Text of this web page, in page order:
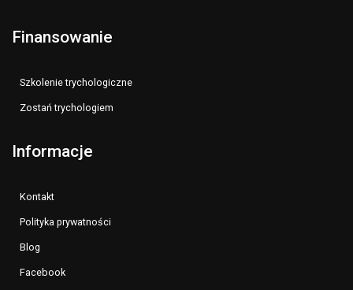
Finansowanie
Szkolenie trychologiczne
Zostań trychologiem
Informacje
Kontakt
Polityka prywatności
Blog
Facebook